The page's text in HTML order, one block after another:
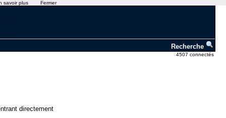
Recherche
4507 connectés
directement
savoir plus Fermer